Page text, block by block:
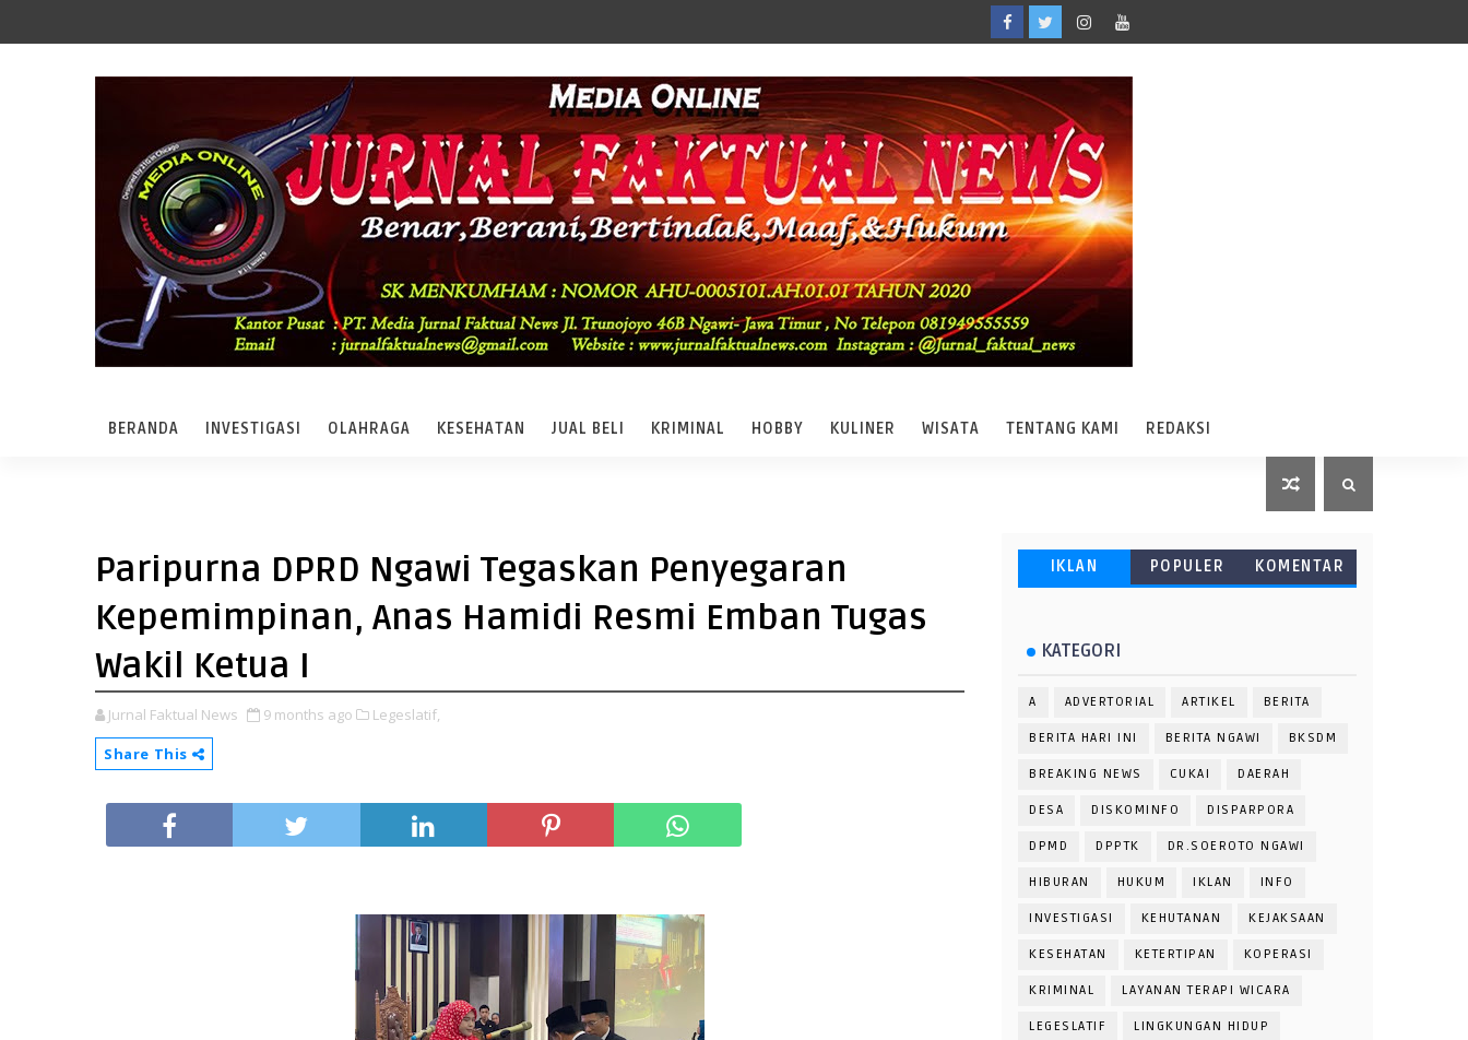
BERANDA INVESTIGASI OLAHRAGA KESEHATAN JUAL BELI KRIMINAL HOBBY KULINER WISATA TENTANG KAMI REDAKSI
Paripurna DPRD Ngawi Tegaskan Penyegaran
Kepemimpinan, Anas Hamidi Resmi Emban Tugas
Wakil Ketua I
Jurnal Faktual News 9 months ago
Legeslatif,
Share This
IKLAN POPULER KOMENTAR
KATEGORI
A ADVERTORIAL ARTIKEL BERITA
BERITA HARI INI BERITA NGAWI BKSDM
BREAKING NEWS CUKAI DAERAH
DESA DISKOMINFO DISPARPORA
DPMD DPPTK DR.SOEROTO NGAWI
HIBURAN HUKUM IKLAN INFO
INVESTIGASI KEHUTANAN KEJAKSAAN
KESEHATAN KETERTIPAN KOPERASI
KRIMINAL LAYANAN TERAPI WICARA
LEGESLATIF LINGKUNGAN HIDUP